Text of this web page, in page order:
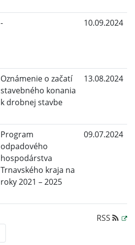
- 10.09.2024
Oznámenie o začatí
stavebného konania
k drobnej stavbe
13.08.2024
Program
odpadového
hospodárstva
Trnavského kraja na
roky 2021 – 2025
09.07.2024
RSS